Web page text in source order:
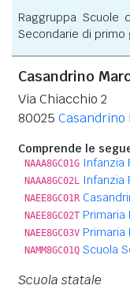
Raggruppa Scuole
Secondarie di primo
Casandrino
Via Chiacchio 2
80025 Casandrino
Comprende le
NAAA8GC01G Infanzia
NAAA8GC02L Infanzia
NAEE8GC01R
NAEE8GC02T Primaria
NAEE8GC03V Primaria
NAMM8GC01Q Scuola
Scuola statale